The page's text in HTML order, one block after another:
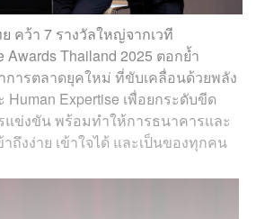
คว้า 7 รางวัลใหญ่จากเวที
Awards Thailand 2025 ตอกย้ำ
ารตลาดยุคใหม่ ที่ขับเคลื่อนด้วยพลัง
Human Expertise เพื่อยกระดับขีด
แข่งขัน พร้อมทำให้การธนาคารและ
าถึงง่าย เข้าใจได้ และเป็นของทุกคน